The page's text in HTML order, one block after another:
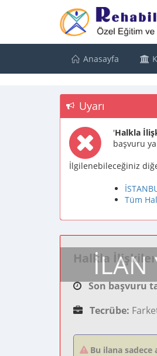
Anasayfa
Uyarı
'Halkla
başvuru
İlgilenebileceğiniz
Tüm
İLAN
Halkla İlişkiler
Son başvuru
Tecrübe:
Bu ilana